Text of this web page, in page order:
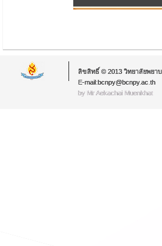
ลิขสิทธิ์ © 2013 วิทยาลัยพยา
E-mail:bcnpy@bcnpy.ac.th
by Mr.Aekachai Muenkhat